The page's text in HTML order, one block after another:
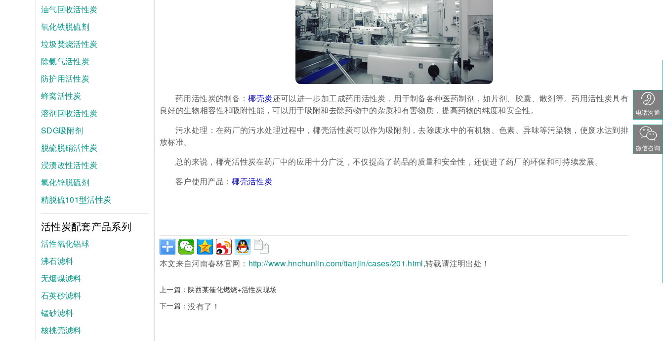
药用活性炭的制备：椰壳炭还可以进一步加工成药用活性炭，用于制备各种医药制剂，如片剂、胶囊、散剂等。药用活性炭具有
良好的生物相容性和吸附性能，可以用于吸附和去除药物中的杂质和有害物质，提高药物的纯度和安全性。
污水处理：在药厂的污水处理过程中，椰壳活性炭可以作为吸附剂，去除废水中的有机物、色素、异味等污染物，使废水达到排
放标准。
总的来说，椰壳活性炭在药厂中的应用十分广泛，不仅提高了药品的质量和安全性，还促进了药厂的环保和可持续发展。
客户使用产品：椰壳活性炭
本文来自河南春林官网： http://www.hnchunlin.com/tianjin/cases/201.html,转载请注明出处！
上一篇：陕西某催化燃烧+活性炭现场
下一篇：没有了！
油气回收活性炭
氧化铁脱硫剂
垃圾焚烧活性炭
除氨气活性炭
防护用活性炭
蜂窝活性炭
溶剂回收活性炭
SDG吸附剂
脱硫脱硝活性炭
浸渍改性活性炭
氧化锌脱硫剂
精脱硫101型活性炭
活性炭配套产品系列
活性氧化铝球
沸石滤料
无烟煤滤料
石英砂滤料
锰砂滤料
核桃壳滤料
电话沟通
微信咨询